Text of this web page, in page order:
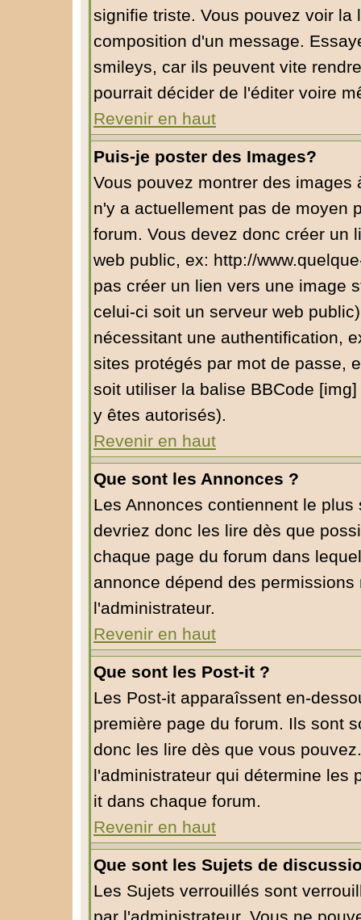
signifie triste. Vous pouvez voir
composition d'un message.
smileys, car ils peuvent vite
pourrait décider de l'éditer voire
Revenir en haut
Puis-je poster des Images?
Vous pouvez montrer des
n'y a actuellement pas de moyen
forum. Vous devez donc créer un
web public, ex: http://
pas créer un lien vers une image
celui-ci soit un serveur web
nécessitant une authentification,
sites protégés par mot de passe,
soit utiliser la balise BBCode
y êtes autorisés).
Revenir en haut
Que sont les Annonces ?
Les Annonces contiennent le
devriez donc les lire dès que
chaque page du forum dans
annonce dépend des
l'administrateur.
Revenir en haut
Que sont les Post-it ?
Les Post-it apparaîssent en-
première page du forum. Ils sont
donc les lire dès que vous
l'administrateur qui détermine les
it dans chaque forum.
Revenir en haut
Que sont les Sujets de
Les Sujets verrouillés sont